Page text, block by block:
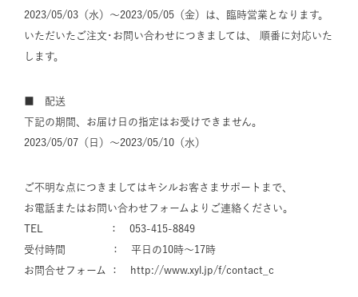
2023/05/03（水）～2023/05/05（金）は、臨時営業となります。
いただいたご注文･お問い合わせにつきましては、 順番に対応いた
します。
■ 配送
下記の期間、お届け日の指定はお受けできません。
2023/05/07（日）～2023/05/10（水）
ご不明な点につきましてはキシルお客さまサポートまで、
お電話またはお問い合わせフォームよりご連絡ください。
TEL ： 053-415-8849
受付時間 ： 平日の10時～17時
お問合せフォーム ：
http://www.xyl.jp/f/contact_c